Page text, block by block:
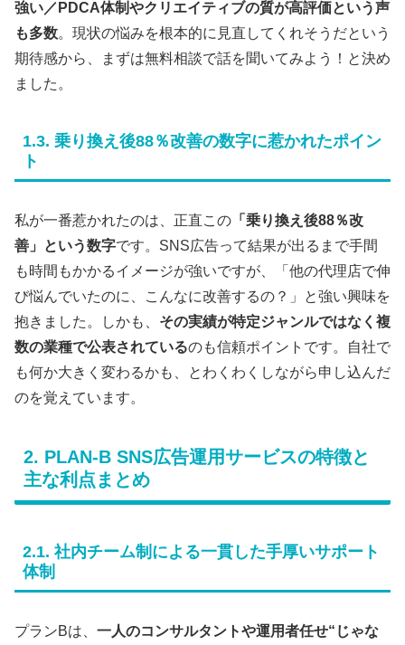
強い／PDCA体制やクリエイティブの質が高評価という声
も多数。現状の悩みを根本的に見直してくれそうだという
期待感から、まずは無料相談で話を聞いてみよう！と決め
ました。
1.3. 乗り換え後88％改善の数字に惹かれたポイン
ト
私が一番惹かれたのは、正直この 「乗り換え後88％改
善」という数字です。SNS広告って結果が出るまで手間
も時間もかかるイメージが強いですが、「他の代理店で伸
び悩んでいたのに、こんなに改善するの？」と強い興味を
抱きました。しかも、 その実績が特定ジャンルではなく複
数の業種で公表されているのも信頼ポイントです。自社で
も何か大きく変わるかも、とわくわくしながら申し込んだ
のを覚えています。
2. PLAN-B SNS広告運用サービスの特徴と
主な利点まとめ
2.1. 社内チーム制による一貫した手厚いサポート
体制
プランBは、 一人のコンサルタントや運用者任せ“じゃな